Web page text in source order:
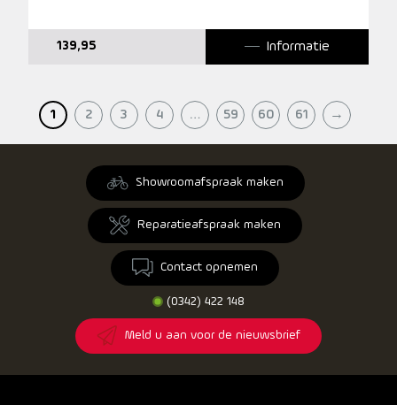
139,95 Informatie
1 2 3 4 … 59 60 61 →
Showroomafspraak maken
Reparatieafspraak maken
Contact opnemen
(0342) 422 148
Meld u aan voor de nieuwsbrief